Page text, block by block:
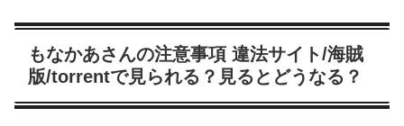
もなかあさんの注意事項 違法サイト/海賊
版/torrentで見られる？見るとどうなる？